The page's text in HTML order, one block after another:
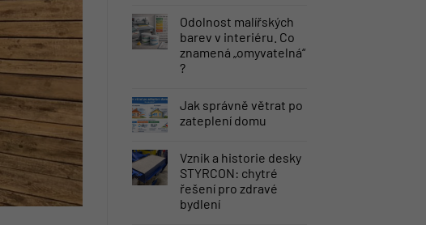
Odolnost malířských
barev v interiéru. Co
znamená „omyvatelná“
?
Jak správně větrat po
zateplení domu
Vznik a historie desky
STYRCON: chytré
řešení pro zdravé
bydlení